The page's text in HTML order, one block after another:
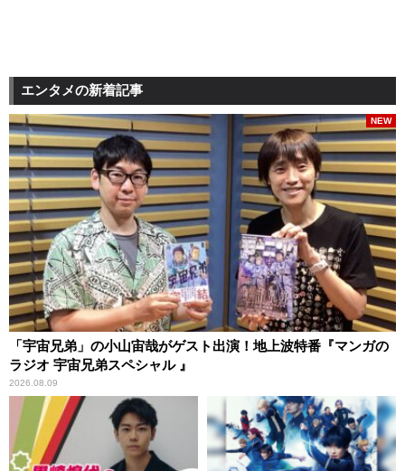
エンタメの新着記事
「宇宙兄弟」の小山宙哉がゲスト出演！地上波特番『マンガの
ラジオ 宇宙兄弟スペシャル 』
2026.08.09
NEW